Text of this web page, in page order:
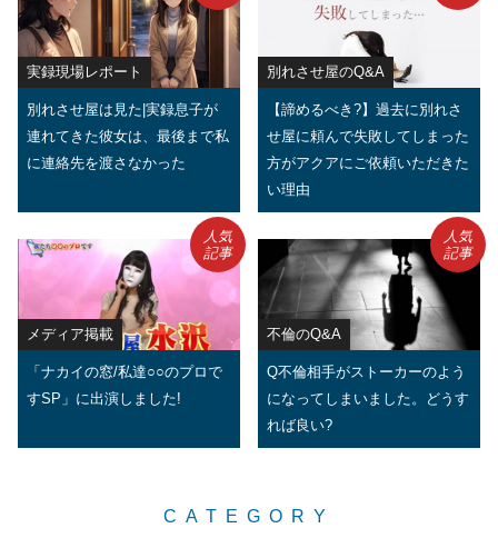
実録現場レポート
別れさせ屋は見た|実録息子が
連れてきた彼女は、最後まで私
に連絡先を渡さなかった
別れさせ屋のQ&A
【諦めるべき?】過去に別れさ
せ屋に頼んで失敗してしまった
方がアクアにご依頼いただきた
い理由
メディア掲載
「ナカイの窓/私達○○のプロで
すSP」に出演しました!
人気
記事
不倫のQ&A
Q不倫相手がストーカーのよう
になってしまいました。どうす
れば良い?
人気
記事
CATEGORY